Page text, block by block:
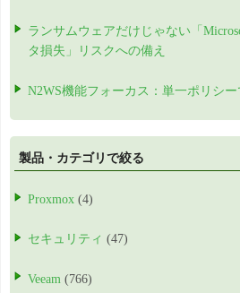
ランサムウェアだけじゃない「
タ損失」リスクへの備え
N2WS機能フォーカス：単一ポリシ
製品・カテゴリで絞る
Proxmox (4)
セキュリティ (47)
Veeam (766)